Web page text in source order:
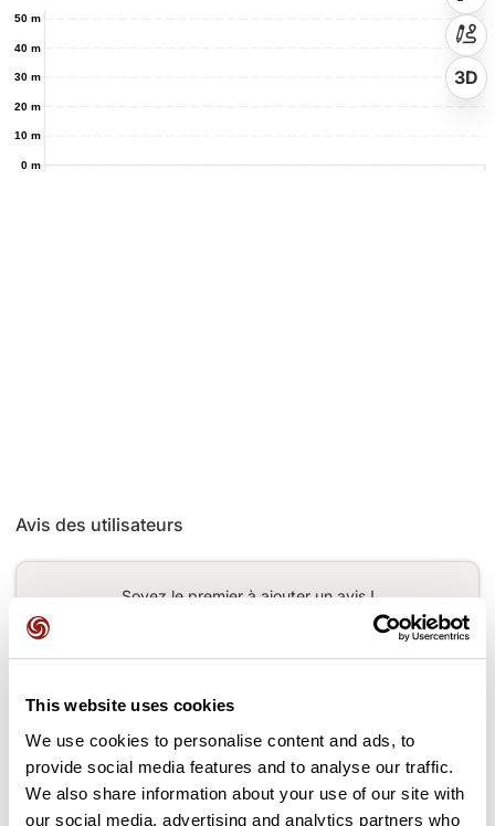
This website uses cookies
We use cookies to personalise content and ads, to
provide social media features and to analyse our traffic.
We also share information about your use of our site with
our social media, advertising and analytics partners who
0 m
10 m
20 m
30 m
40 m
50 m
3D
Avis des utilisateurs
Soyez le premier à ajouter un avis !
Cols le long du parcours